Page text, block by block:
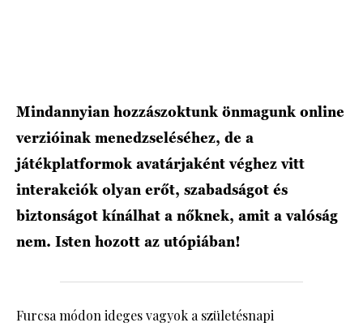
Mindannyian hozzászoktunk önmagunk online
verzióinak menedzseléséhez, de a
játékplatformok avatárjaként véghez vitt
interakciók olyan erőt, szabadságot és
biztonságot kínálhat a nőknek, amit a valóság
nem. Isten hozott az utópiában!
Furcsa módon ideges vagyok a születésnapi